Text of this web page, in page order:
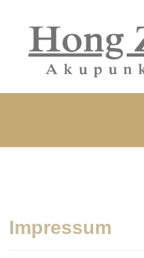
Impressum